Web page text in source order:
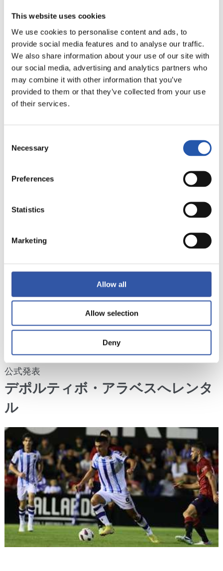
This website uses cookies
We use cookies to personalise content and ads, to
provide social media features and to analyse our traffic.
We also share information about your use of our site with
our social media, advertising and analytics partners who
may combine it with other information that you’ve
provided to them or that they’ve collected from your use
of their services.
Selection
Necessary
Preferences
Statistics
Marketing
Allow all
Allow selection
Deny
サンセ
揮
01/09/2023
公式発表
デポルティボ・アラベスへレンタ
ル